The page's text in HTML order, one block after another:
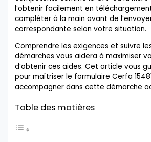
l’obtenir facilement en
compléter à la main avant de
correspondante selon votre situation.
Comprendre les exigences et suivre
démarches vous aidera à maximiser
d’obtenir ces aides. Cet article vous
pour maîtriser le formulaire Cerfa
accompagner dans cette démarche
Table des matières